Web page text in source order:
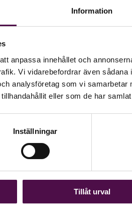
Information
anpassa innehållet och
Vi vidarebefordrar även
analysföretag som vi
eller som de har
Inställningar
Tillåt urval